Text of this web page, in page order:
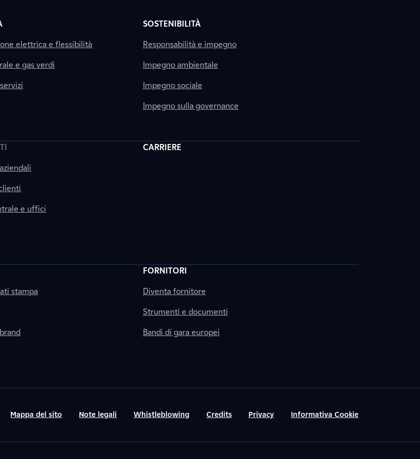
elettrica e flessibilità
e gas verdi
SOSTENIBILITÀ
Responsabilità e impegno
Impegno ambientale
Impegno sociale
Impegno sulla governance
e uffici
CARRIERE
stampa
FORNITORI
Diventa fornitore
Strumenti e documenti
Bandi di gara europei
Mappa del sito Note legali Whistleblowing Credits Privacy Informativa Cookie